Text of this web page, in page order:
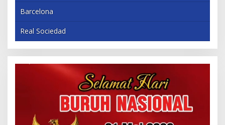
Barcelona
Real Sociedad